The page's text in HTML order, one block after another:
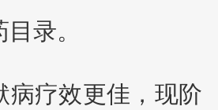
录。
疗效更佳，现阶